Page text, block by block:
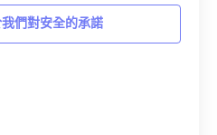
們對安全的承諾